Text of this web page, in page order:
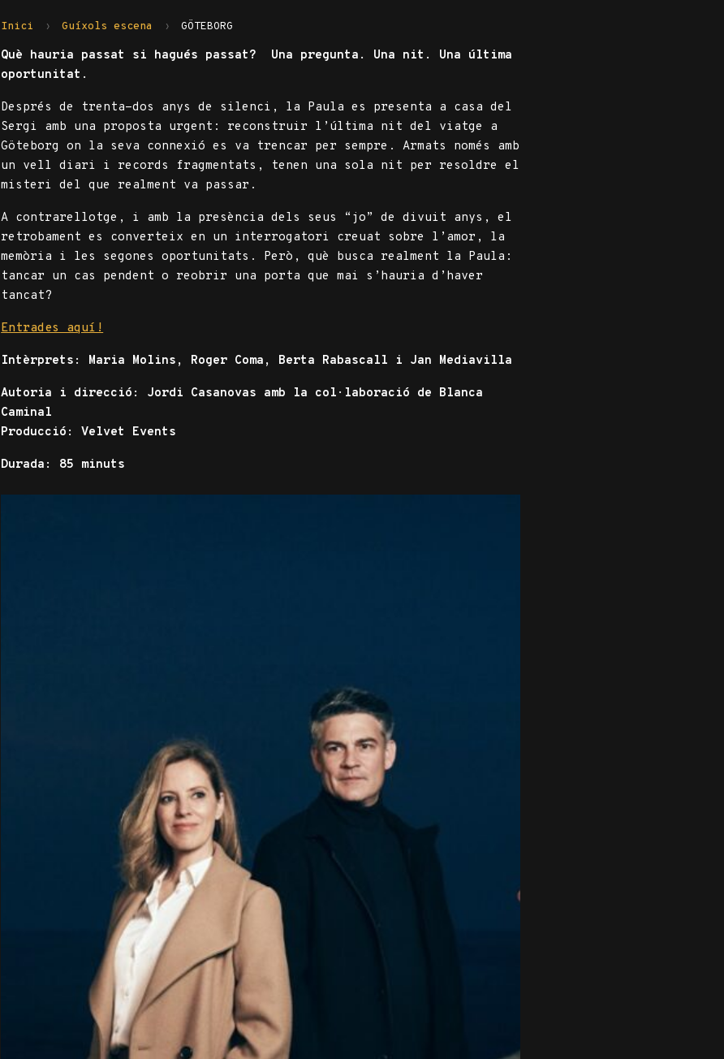
Inici Guíxols escena GÖTEBORG
Què hauria passat si hagués passat? Una pregunta. Una nit. Una última
oportunitat.
Després de trenta-dos anys de silenci, la Paula es presenta a casa del
Sergi amb una proposta urgent: reconstruir l’última nit del viatge a
Göteborg on la seva connexió es va trencar per sempre. Armats només amb
un vell diari i records fragmentats, tenen una sola nit per resoldre el
misteri del que realment va passar.
A contrarellotge, i amb la presència dels seus “jo” de divuit anys, el
retrobament es converteix en un interrogatori creuat sobre l’amor, la
memòria i les segones oportunitats. Però, què busca realment la Paula:
tancar un cas pendent o reobrir una porta que mai s’hauria d’haver
tancat?
Entrades aquí!
Intèrprets: Maria Molins, Roger Coma, Berta Rabascall i Jan Mediavilla
Autoria i direcció: Jordi Casanovas amb la col·laboració de Blanca
Caminal
Producció: Velvet Events
Durada: 85 minuts